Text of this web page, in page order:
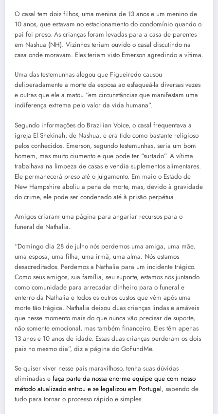
O casal tem dois filhos, uma menina de 13 anos e um menino de
10 anos, que estavam no estacionamento do condomínio quando o
pai foi preso. As crianças foram levadas para a casa de parentes
em Nashua (NH). Vizinhos teriam ouvido o casal discutindo na
casa onde moravam. Eles teriam visto Emerson agredindo a vítima.
Uma das testemunhas alegou que Figueiredo causou
deliberadamente a morte da esposa ao esfaqueá-la diversas vezes
e outras que ele a matou “em circunstâncias que manifestam uma
indiferença extrema pelo valor da vida humana”.
Segundo informações do Brazilian Voice, o casal frequentava a
igreja El Shekinah, de Nashua, e era tido como bastante religioso
pelos conhecidos. Emerson, segundo testemunhas, seria um bom
homem, mas muito ciumento e que pode ter “surtado”. A vítima
trabalhava na limpeza de casas e vendia suplementos alimentares.
Ele permanecerá preso até o julgamento. Em maio o Estado de
New Hampshire aboliu a pena de morte, mas, devido à gravidade
do crime, ele pode ser condenado até à prisão perpétua
Amigos criaram uma página para angariar recursos para o
funeral de Nathalia.
“Domingo dia 28 de julho nós perdemos uma amiga, uma mãe,
uma esposa, uma filha, uma irmã, uma alma. Nós estamos
desacreditados. Perdemos a Nathalia para um incidente trágico.
Como seus amigos, sua família, seu suporte, estamos nos juntando
como comunidade para arrecadar dinheiro para o funeral e
enterro da Nathalia e todos os outros custos que vêm após uma
morte tão trágica. Nathalia deixou duas crianças lindas e amáveis
que nesse momento mais do que nunca vão precisar de suporte,
não somente emocional, mas também financeiro. Eles têm apenas
13 anos e 10 anos de idade. Essas duas crianças perderam os dois
pais no mesmo dia”, diz a página do GoFundMe.
Se quiser viver nesse país maravilhoso, tenha suas dúvidas
eliminadas e faça parte da nossa enorme equipe que com nosso
método atualizado entrou e se legalizou em Portugal, sabendo de
tudo para tornar o processo rápido e simples.